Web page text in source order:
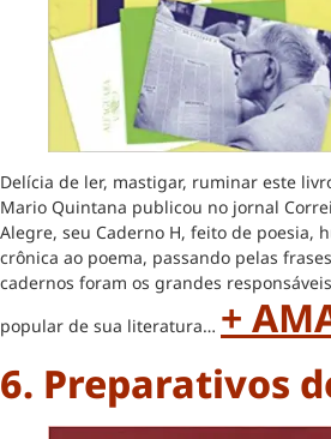
Delícia de ler, mastigar, ruminar este
Mario Quintana publicou no jornal
Alegre, seu Caderno H, feito de poesia,
crônica ao poema, passando pelas
cadernos foram os grandes
popular de sua literatura… +
6. Preparativos